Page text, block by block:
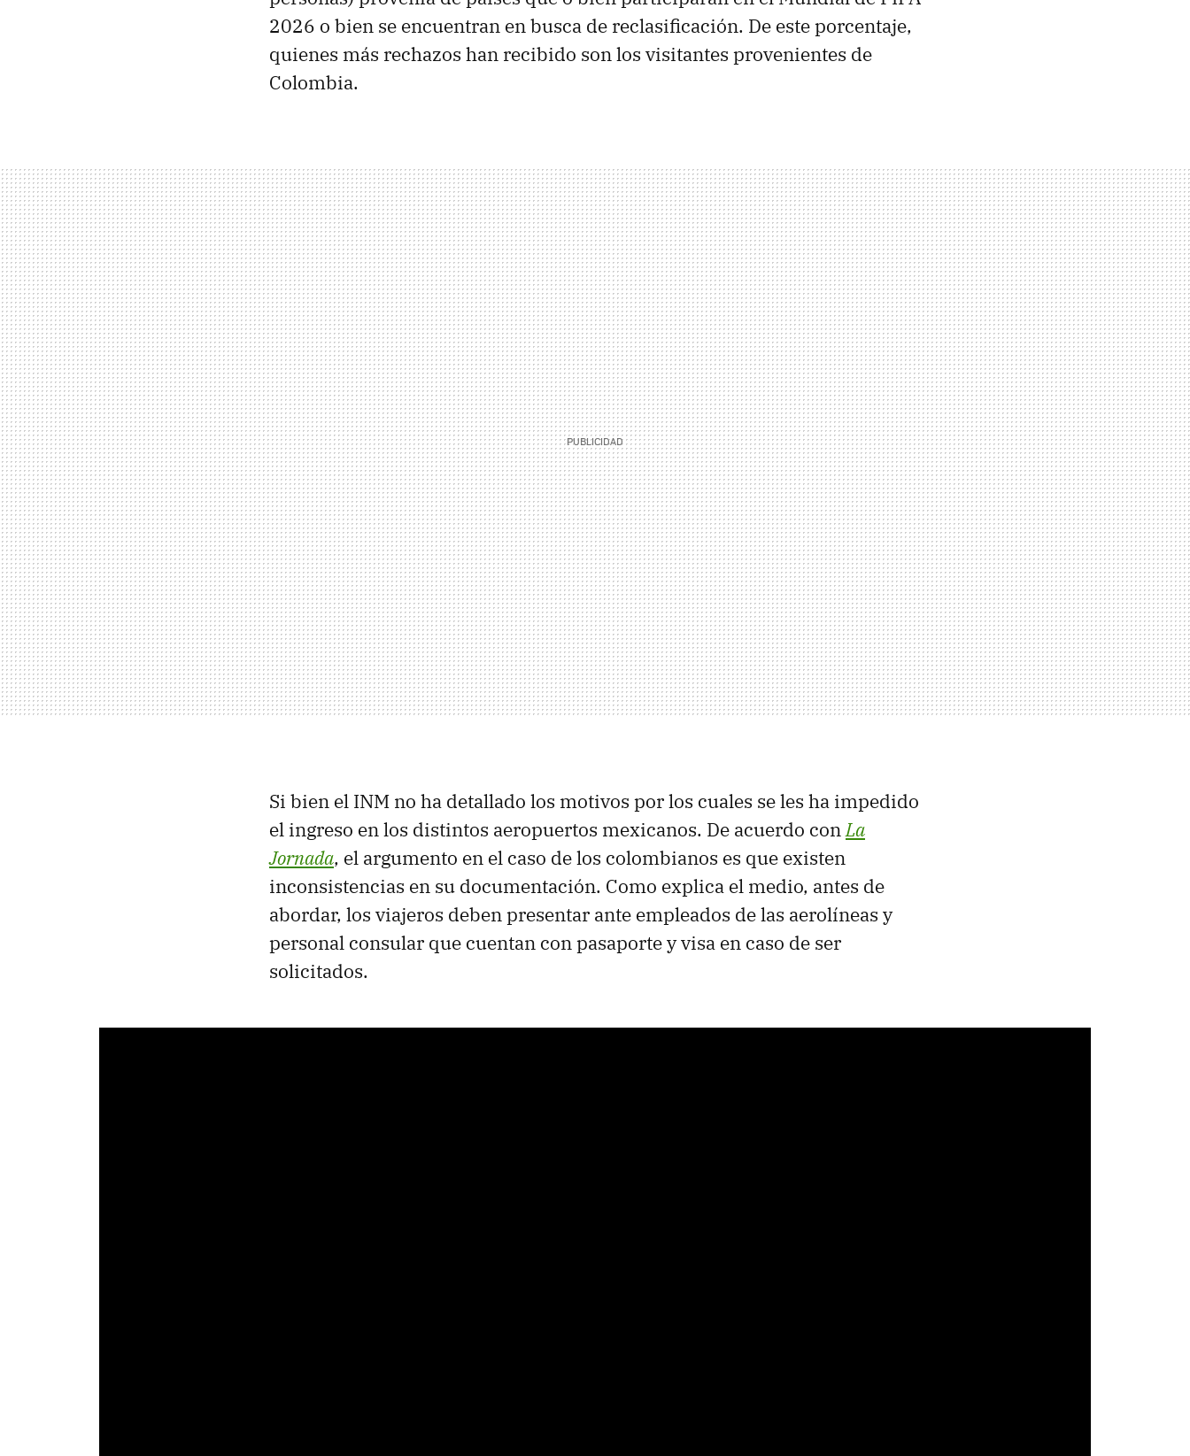
2026 o bien se encuentran en busca de reclasificación. De este porcentaje,
quienes más rechazos han recibido son los visitantes provenientes de
Colombia.
Si bien el INM no ha detallado los motivos por los cuales se les ha impedido
el ingreso en los distintos aeropuertos mexicanos. De acuerdo conLa
Jornada, el argumento en el caso de los colombianos es que existen
inconsistencias en su documentación. Como explica el medio, antes de
abordar, los viajeros deben presentar ante empleados de las aerolíneas y
personal consular que cuentan con pasaporte y visa en caso de ser
solicitados.